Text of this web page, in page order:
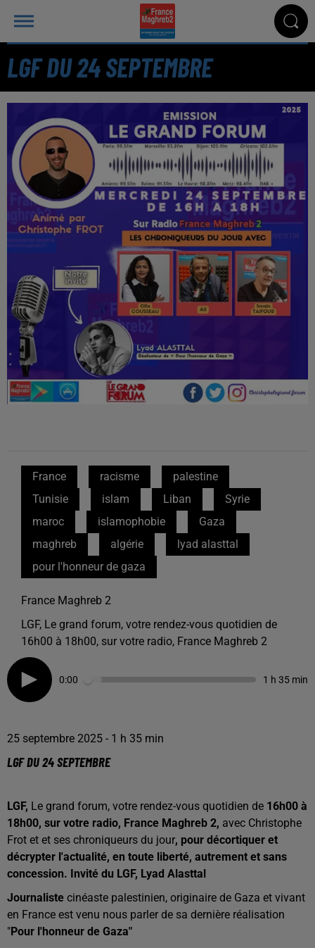
LGF DU 24 SEPTEMBRE
France racisme
palestine
Tunisie
islam Liban
Syrie
maroc
islamophobie
Gaza
maghreb
algérie
lyad alasttal
pour l'honneur de gaza
France Maghreb 2
LGF, Le grand forum, votre rendez-vous quotidien de
16h00 à 18h00, sur votre radio, France Maghreb 2
0:00 1 h 35 min
25 septembre 2025 - 1 h 35 min
LGF DU 24 SEPTEMBRE
LGF, Le grand forum, votre rendez-vous quotidien de 16h00 à
18h00, sur votre radio, France Maghreb 2, avec Christophe
Frot et et ses chroniqueurs du jour, pour décortiquer et
décrypter l'actualité, en toute liberté, autrement et sans
concession. Invité du LGF, Lyad Alasttal
Journaliste cinéaste palestinien, originaire de Gaza et vivant
en France est venu nous parler de sa dernière réalisation
"Pour l'honneur de Gaza"